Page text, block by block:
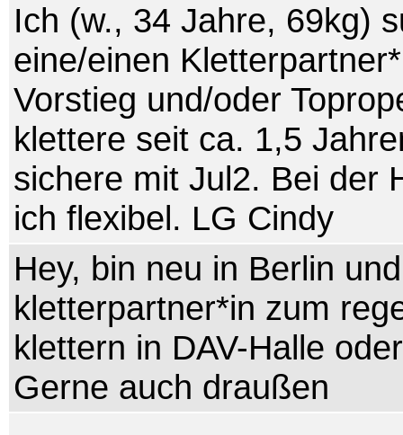
Ich (w., 34 Jahre, 69kg)
eine/einen
Vorstieg und/oder
klettere seit ca. 1,5
sichere mit Jul2. Bei der
ich flexibel. LG Cindy
Hey, bin neu in Berlin
kletterpartner*in zum
klettern in DAV-Halle
Gerne auch draußen